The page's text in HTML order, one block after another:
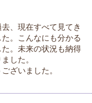
、現在すべて見てき
。こんなにも分かる
。未来の状況も納得
した。
ざいました。